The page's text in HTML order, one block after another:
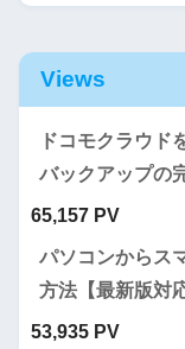
Views
ドコモクラウド
バックアップの
65,157 PV
パソコンからス
方法【最新版対
53,935 PV